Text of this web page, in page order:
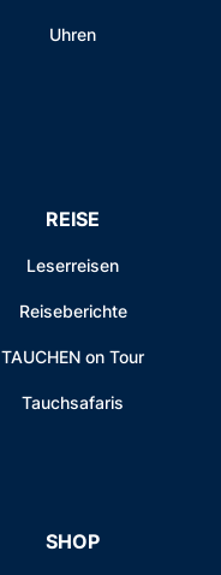
Uhren
REISE
Leserreisen
Reiseberichte
TAUCHEN on Tour
Tauchsafaris
SHOP